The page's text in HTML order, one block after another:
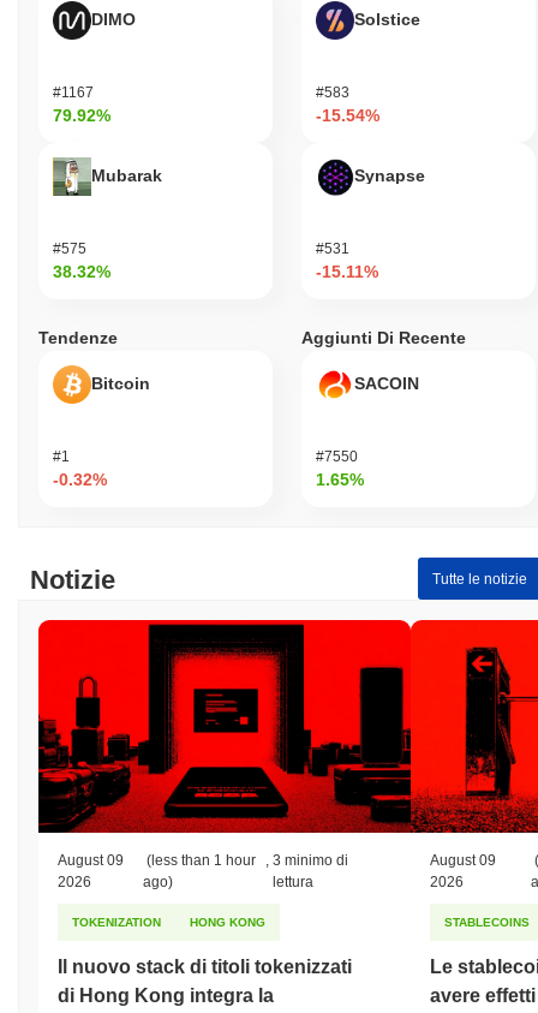
DIMO
#1167
79.92%
Mubarak
#575
38.32%
Solstice
#583
-15.54%
Synapse
#531
-15.11%
Tendenze
Bitcoin
#1
-0.32%
Aggiunti Di Recente
SACOIN
#7550
1.65%
Notizie Tutte le notizie
August 09
2026
(less than 1 hour
ago)
, 3 minimo di
lettura
TOKENIZATION HONG KONG
Il nuovo stack di titoli tokenizzati
di Hong Kong integra la
August 09
2026
STABLECOINS
Le
avere